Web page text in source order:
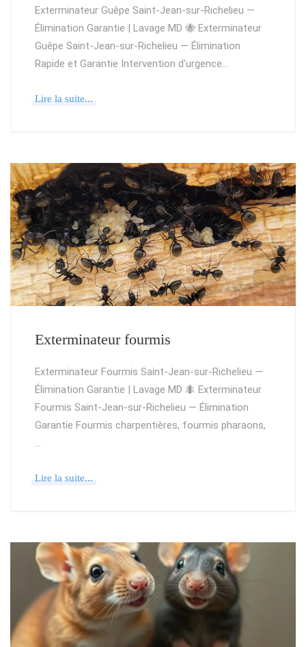
Exterminateur Guêpe Saint-Jean-sur-Richelieu —
Élimination Garantie | Lavage MD 🐝 Exterminateur
Guêpe Saint-Jean-sur-Richelieu — Élimination
Rapide et Garantie Intervention d'urgence…
Lire la suite...
Exterminateur fourmis
Exterminateur Fourmis Saint-Jean-sur-Richelieu —
Élimination Garantie | Lavage MD 🐜 Exterminateur
Fourmis Saint-Jean-sur-Richelieu — Élimination
Garantie Fourmis charpentières, fourmis pharaons,
…
Lire la suite...